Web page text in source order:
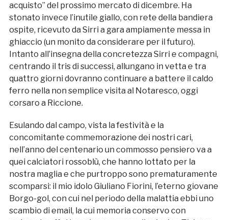
acquisto” del prossimo mercato di dicembre. Ha
stonato invece l’inutile giallo, con rete della bandiera
ospite, ricevuto da Sirri a gara ampiamente messa in
ghiaccio (un monito da considerare per il futuro).
Intanto all’insegna della concretezza Sirri e compagni,
centrando il tris di successi, allungano in vetta e tra
quattro giorni dovranno continuare a battere il caldo
ferro nella non semplice visita al Notaresco, oggi
corsaro a Riccione.
Esulando dal campo, vista la festività e la
concomitante commemorazione dei nostri cari,
nell’anno del centenario un commosso pensiero va a
quei calciatori rossoblù, che hanno lottato per la
nostra maglia e che purtroppo sono prematuramente
scomparsi: il mio idolo Giuliano Fiorini, l’eterno giovane
Borgo-gol, con cui nel periodo della malattia ebbi uno
scambio di email, la cui memoria conservo con